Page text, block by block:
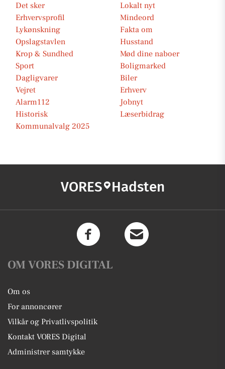
Det sker
Lokalt nyt
Erhvervsprofil
Mindeord
Lykønskning
Fakta om
Opslagstavlen
Husstand
Krop & Sundhed
Mød dine naboer
Sport
Boligmarked
Dagligvarer
Biler
Vejret
Erhverv
Alarm112
Jobnyt
Historisk
Læserbidrag
Kommunalvalg 2025
VORES Hadsten
OM VORES DIGITAL
Om os
For annoncører
Vilkår og Privatlivspolitik
Kontakt VORES Digital
Administrer samtykke